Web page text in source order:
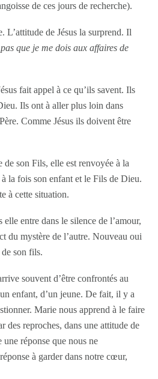
de ces jours de recherche).
L’attitude de Jésus la surprend. Il
que je me dois aux affaires de
fait appel à ce qu’ils savent. Ils
Ils ont à aller plus loin dans
Comme Jésus ils doivent être
de son Fils, elle est renvoyée à la
à la fois son enfant et le Fils de Dieu.
à cette situation.
entre dans le silence de l’amour,
du mystère de l’autre. Nouveau oui
son fils.
souvent d’être confrontés au
enfant, d’un jeune. De fait, il y a
Marie nous apprend à le faire
des reproches, dans une attitude de
réponse que nous ne
à garder dans notre cœur,